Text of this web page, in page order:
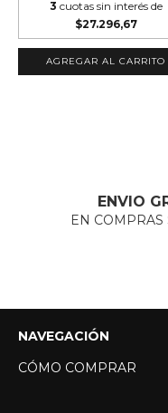
3 cuotas sin interés de
$27.296,67
AGREGAR AL CARRITO
ENVIO
EN
NAVEGACIÓN
CÓMO COMPRAR